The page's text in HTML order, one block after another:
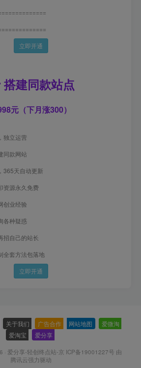
立即开通
搭建同款站点
元（下月涨300）
独立运营
同款网站
365天自动更新
资源永久免费
创业经验
各种疑惑
招自己的站长
全套方法包落地
立即开通
关于我们 广告合作 网站地图 爱微淘
爱淘宝
爱分享
· 爱分享-轻创终点站-京 ICP备19001227号 由
腾讯云强力驱动